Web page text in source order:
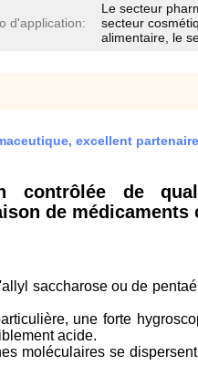
d'application:
Le secteur
secteur
alimentaire, le
excellent
contrôlée de
de médicaments
saccharose ou de
une forte
acide.
moléculaires se